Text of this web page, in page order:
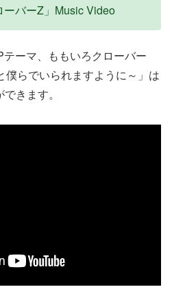
ーバーZ」Music Video
ーマ、ももいろクローバー
僕らでいられますように～」は
きます。